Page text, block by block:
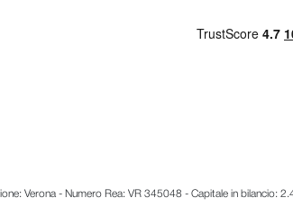
Verona - Numero Rea: VR 345048 - Capitale in bilancio: